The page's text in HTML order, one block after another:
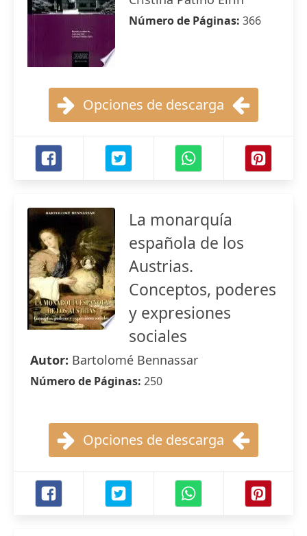
Número de Páginas: 366
Opciones de descarga
La monarquía
española de los
Austrias.
Conceptos, poderes
y expresiones
sociales
Autor: Bartolomé Bennassar
Número de Páginas: 250
Opciones de descarga